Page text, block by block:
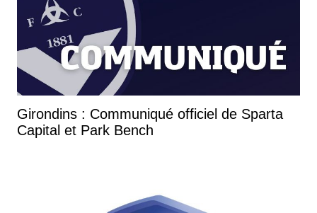
Girondins : Communiqué officiel de Sparta
Capital et Park Bench